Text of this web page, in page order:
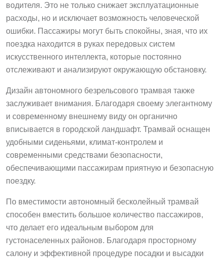
водителя. Это не только снижает эксплуатационные
расходы, но и исключает возможность человеческой
ошибки. Пассажиры могут быть спокойны, зная, что их
поездка находится в руках передовых систем
искусственного интеллекта, которые постоянно
отслеживают и анализируют окружающую обстановку.
Дизайн автономного безрельсового трамвая также
заслуживает внимания. Благодаря своему элегантному
и современному внешнему виду он органично
вписывается в городской ландшафт. Трамвай оснащен
удобными сиденьями, климат-контролем и
современными средствами безопасности,
обеспечивающими пассажирам приятную и безопасную
поездку.
По вместимости автономный бесколейный трамвай
способен вместить большое количество пассажиров,
что делает его идеальным выбором для
густонаселенных районов. Благодаря просторному
салону и эффективной процедуре посадки и высадки